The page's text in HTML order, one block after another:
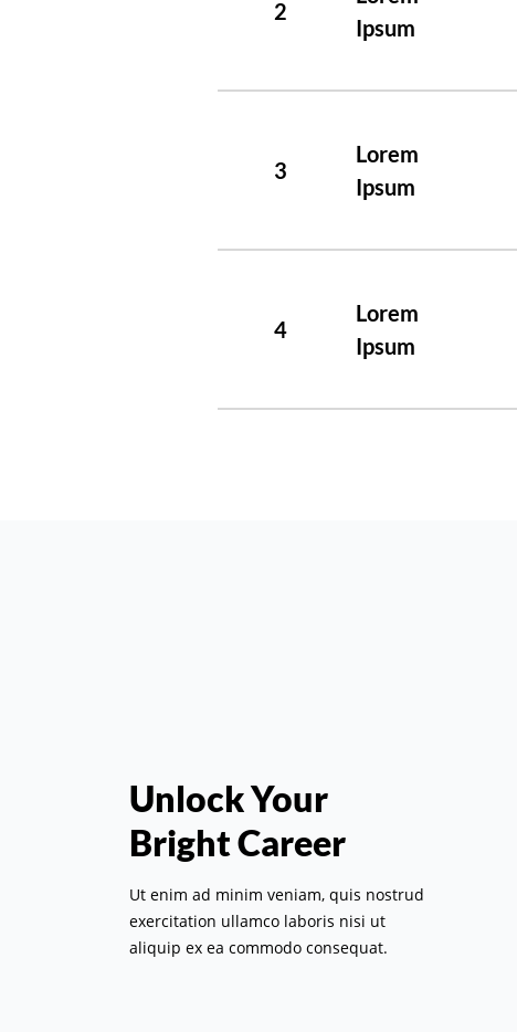
2
Ipsum
3
Lorem
Ipsum
4
Lorem
Ipsum
Unlock Your
Bright Career
Ut enim ad minim veniam, quis nostrud
exercitation ullamco laboris nisi ut
aliquip ex ea commodo consequat.